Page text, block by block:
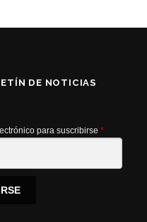
DE NOTICIAS
para suscribirse *